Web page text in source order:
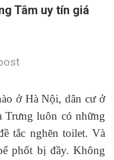
Tâm uy tín giá
ở Hà Nội, dân cư ở
luôn có những
tắc nghẽn toilet. Và
phốt bị đầy. Không